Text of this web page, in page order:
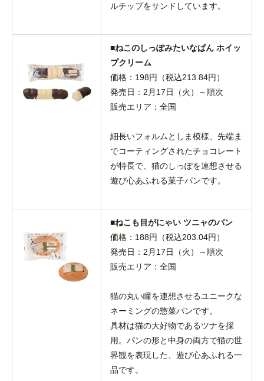
ルチップをサンドしています。
■ねこのしっぽみたいなぱん ホイッ
プクリーム
価格：198円（税込213.84円）
発売日：2月17日（火）～順次
販売エリア：全国
細長いフォルムとしま模様、先端ま
でコーティングされたチョコレート
が特長で、猫のしっぽを連想させる
遊び心あふれる菓子パンです。
■ねこも目がにゃい ツニャのパン
価格：188円（税込203.04円）
発売日：2月17日（火）～順次
販売エリア：全国
猫の丸い瞳を連想させるユニークな
ネーミングの惣菜パンです。
具材は猫の大好物であるツナを採
用。パンの形と中身の両方で猫の世
界観を表現した、遊び心あふれる一
品です。